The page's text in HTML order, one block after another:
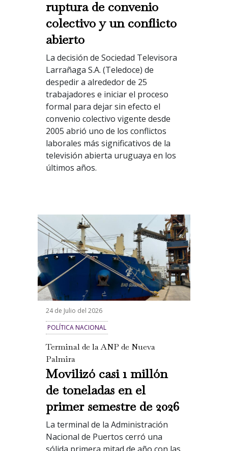
ruptura de convenio
colectivo y un conflicto
abierto
La decisión de Sociedad Televisora
Larrañaga S.A. (Teledoce) de
despedir a alrededor de 25
trabajadores e iniciar el proceso
formal para dejar sin efecto el
convenio colectivo vigente desde
2005 abrió uno de los conflictos
laborales más significativos de la
televisión abierta uruguaya en los
últimos años.
24 de Julio del 2026
POLÍTICA NACIONAL
Terminal de la ANP de Nueva
Palmira
Movilizó casi 1 millón
de toneladas en el
primer semestre de 2026
La terminal de la Administración
Nacional de Puertos cerró una